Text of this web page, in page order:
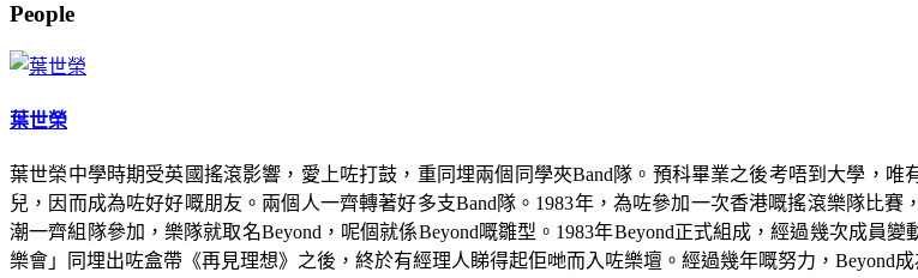
People
葉世榮
葉世榮中學時期受英國搖滾影響，愛上咗打鼓，重同埋兩個同學夾Band隊。預科畢業之後考唔到大學，
兒，因而成為咗好好嘅朋友。兩個人一齊轉著好多支Band隊。1983年，為咗參加一次香港嘅搖滾樂隊比
潮一齊組隊參加，樂隊就取名Beyond，呢個就係Beyond嘅雛型。1983年Beyond正式組成，經過幾次成員
樂會」同埋出咗盒帶《再見理想》之後，終於有經理人睇得起佢哋而入咗樂壇。經過幾年嘅努力，Beyond